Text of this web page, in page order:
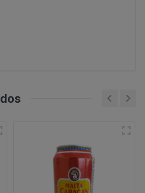
cuentas de correo electrónico
de PERUSTOCKS o de
de propiedad intelectual o
o de terceros.
los contenidos, a menos que
publicitaria y de remitir
otras de naturaleza comercial
sus datos?
el tratamiento de sus datos
garantizar la disponibilidad
No obstante, en el
si el mismo se hubiera
de no existencias.
suministrar un producto de
de la totalidad o parte
el reembolso previamente
en la compra.